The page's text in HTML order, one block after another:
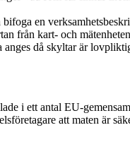
en
från kart- och
anges då skyltar är
i ett antal EU-
att maten är